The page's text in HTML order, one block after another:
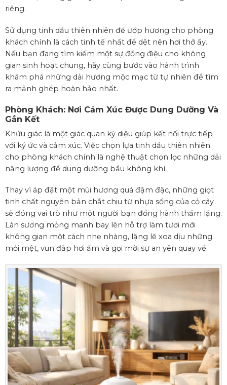
riêng.
Sử dụng tinh dầu thiên nhiên để ướp hương cho phòng
khách chính là cách tinh tế nhất để dệt nên hơi thở ấy.
Nếu bạn đang tìm kiếm một sự đồng điệu cho không
gian sinh hoạt chung, hãy cùng bước vào hành trình
khám phá những dải hương mộc mạc từ tự nhiên để tìm
ra mảnh ghép hoàn hảo nhất.
Phòng Khách: Nơi Cảm Xúc Được Dung Dưỡng Và
Gắn Kết
Khứu giác là một giác quan kỳ diệu giúp kết nối trực tiếp
với ký ức và cảm xúc. Việc chọn lựa tinh dầu thiên nhiên
cho phòng khách chính là nghệ thuật chọn lọc những dải
năng lượng để dung dưỡng bầu không khí.
Thay vì áp đặt một mùi hương quá đậm đặc, những giọt
tinh chất nguyên bản chắt chiu từ nhựa sống của cỏ cây
sẽ đóng vai trò như một người bạn đồng hành thầm lặng.
Làn sương mỏng manh bay lên hỗ trợ làm tươi mới
không gian một cách nhẹ nhàng, lặng lẽ xoa dịu những
mỏi mệt, vun đắp hơi ấm và gọi mời sự an yên quay về.